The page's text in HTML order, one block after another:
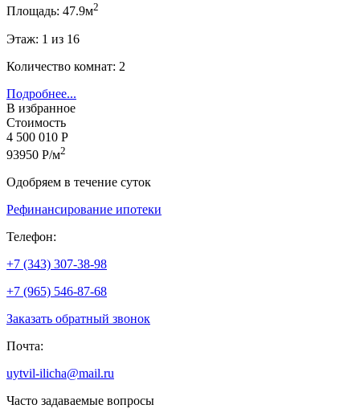
Площадь: 47.9м2
Этаж: 1 из 16
Количество комнат: 2
Подробнее...
В избранное
Стоимость
4 500 010 Р
93950 Р/м2
Одобряем в течение суток
Рефинансирование ипотеки
Телефон:
+7 (343) 307-38-98
+7 (965) 546-87-68
Заказать обратный звонок
Почта:
uytvil-ilicha@mail.ru
Часто задаваемые вопросы